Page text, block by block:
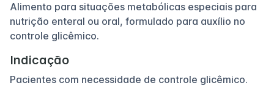
Alimento para situações metabólicas especiais para
nutrição enteral ou oral, formulado para auxílio no
controle glicêmico.
Indicação
Pacientes com necessidade de controle glicêmico.